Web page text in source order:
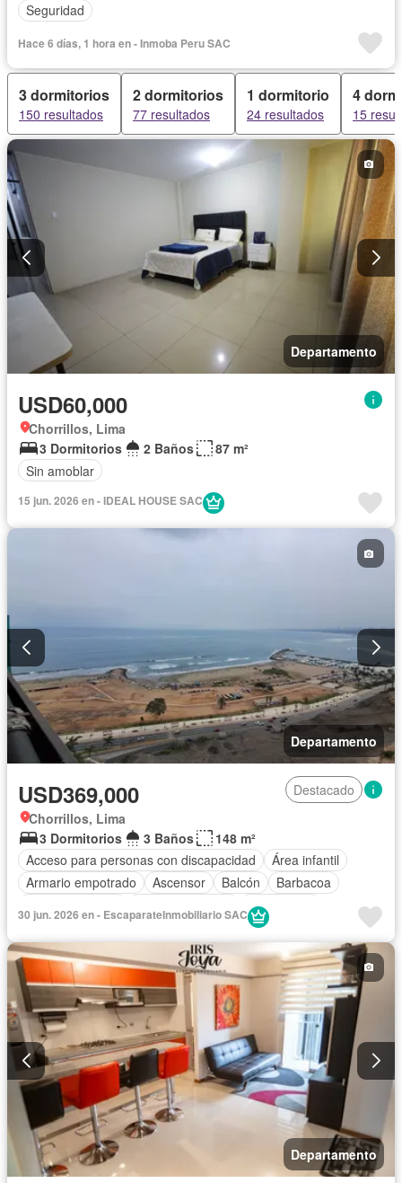
Seguridad
Hace 6 días, 1 hora en - Inmoba Peru SAC
3 dormitorios
150 resultados
2 dormitorios
77 resultados
1 dormitorio
24 resultados
4
15
Departamento
USD60,000
Chorrillos, Lima
3 Dormitorios
2 Baños
87 m²
Sin amoblar
15 jun. 2026 en - IDEAL HOUSE SAC
Departamento
USD369,000
Destacado
Chorrillos, Lima
3 Dormitorios
3 Baños
148 m²
Acceso para personas con discapacidad
Área infantil
Armario empotrado
Ascensor Balcón
Barbacoa
Gas natural
Gimnasio
Internet Seguridad
Vista panorámica
Sin amoblar
30 jun. 2026 en - EscaparateInmobiliario SAC
Departamento